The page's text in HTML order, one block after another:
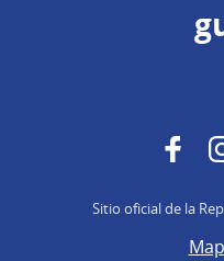
Sitio oficial de la